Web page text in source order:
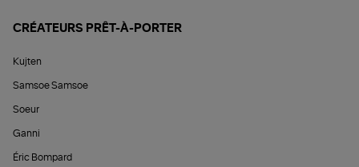
CRÉATEURS PRÊT-À-PORTER
Kujten
Samsoe Samsoe
Soeur
Ganni
Éric Bompard